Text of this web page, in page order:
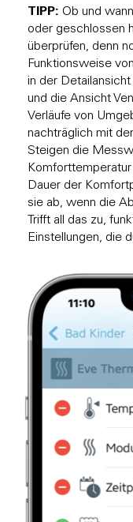
TIPP: Ob und
oder geschlossen
überprüfen, denn
Funktionsweise
in der
und die Ansicht
Verläufe von
nachträglich mit
Steigen die
Dauer der
sie ab, wenn die
Trifft all das zu,
Einstellungen, die